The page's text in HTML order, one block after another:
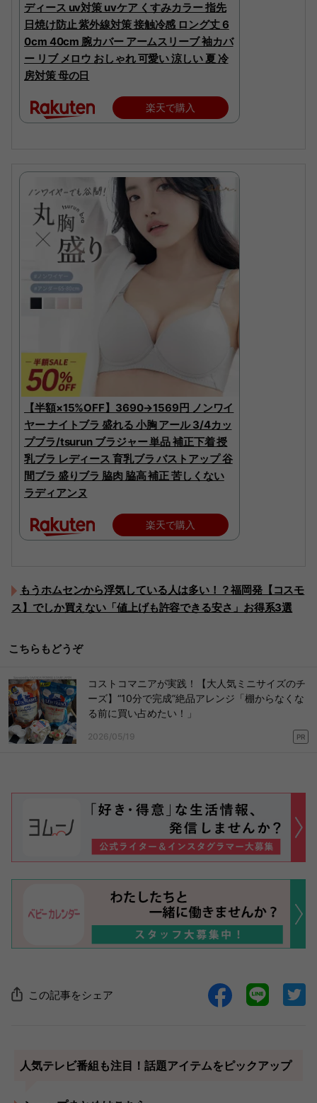
ディース uv対策 uvケア くすみカラー 指先
日焼け防止 紫外線対策 接触冷感 ロング丈 6
0cm 40cm 腕カバー アームスリーブ 袖カバ
ー リブ メロウ おしゃれ 可愛い 涼しい 夏 冷
房対策 母の日
楽天で購入
【半額×15%OFF】3690→1569円 ノンワイ
ヤー ナイトブラ 盛れる 小胸 アール 3/4カッ
プブラ/tsurun ブラジャー 単品 補正下着 授
乳ブラ レディース 育乳ブラ バストアップ 谷
間ブラ 盛りブラ 脇肉 脇高 補正 苦しくない
ラディアンヌ
楽天で購入
もうホムセンから浮気している人は多い！？福岡発【コスモ
ス】でしか買えない「値上げも許容できる安さ」お得系3選
こちらもどうぞ
コストコマニアが実践！【大人気ミニサイズのチ
ーズ】“10分で完成”絶品アレンジ「棚からなくな
る前に買い占めたい！」
2026/05/19 PR
この記事をシェア
人気テレビ番組も注目！話題アイテムをピックアップ